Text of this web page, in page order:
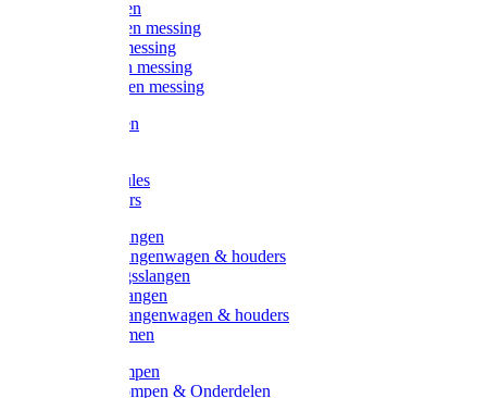
Kogelkranen
Koppelingen messing
Sproeiers messing
Tuinspuiten messing
Slangstukken messing
Handspuiten
Kunststoftules
Regenmeters
Overige slangen
Overige slangenwagen & houders
Beregeningsslangen
Gardena slangen
Gardena slangenwagen & houders
Slangklemmen
Leader pompen
Zwengelpompen & Onderdelen